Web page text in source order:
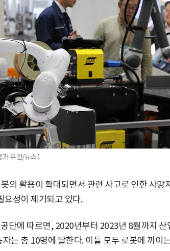
과 무관/뉴스1
의 활용이 확대되면서 관련 사고로 인한 사망
요성이 제기되고 있다.
단에 따르면, 2020년부터 2023년 8월까지 산
는 총 10명에 달한다. 이들 모두 로봇에 끼이